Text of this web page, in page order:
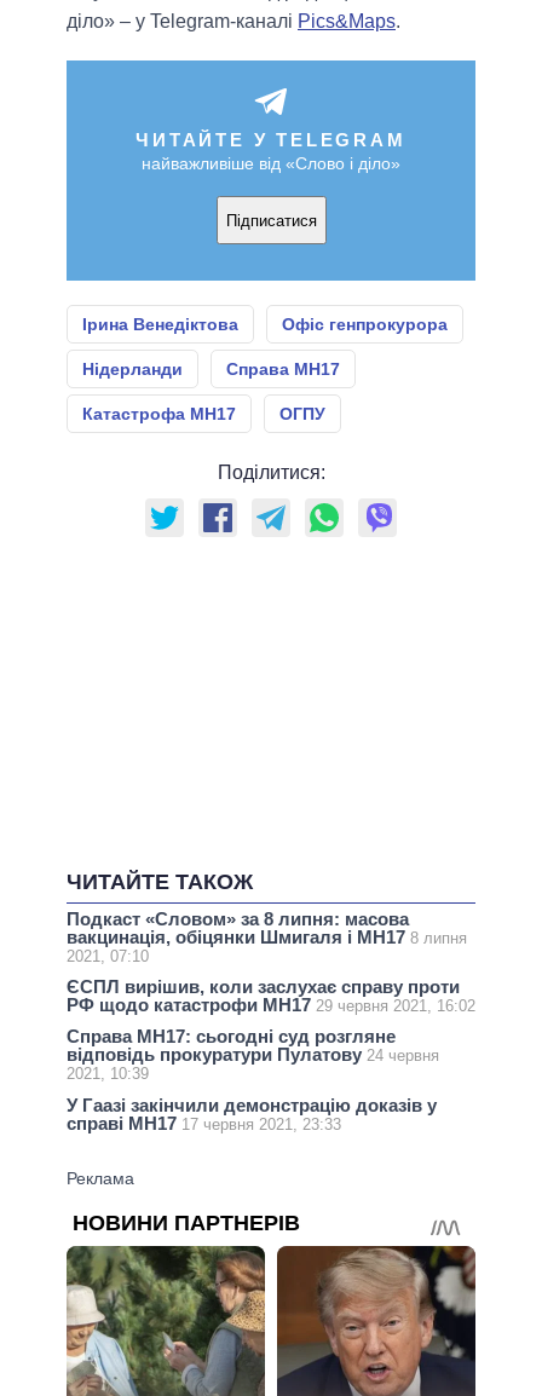
діло» – у Telegram-каналі Pics&Maps.
ЧИТАЙТЕ У TELEGRAM
найважливіше від «Слово і діло»
Підписатися
Ірина Венедіктова Офіс генпрокурора
Нідерланди Справа МН17
Катастрофа МН17 ОГПУ
Поділитися:
ЧИТАЙТЕ ТАКОЖ
Подкаст «Словом» за 8 липня: масова
вакцинація, обіцянки Шмигаля і MH17 8 липня
2021, 07:10
ЄСПЛ вирішив, коли заслухає справу проти
РФ щодо катастрофи МН17 29 червня 2021, 16:02
Справа МН17: сьогодні суд розгляне
відповідь прокуратури Пулатову 24 червня
2021, 10:39
У Гаазі закінчили демонстрацію доказів у
справі МН17 17 червня 2021, 23:33